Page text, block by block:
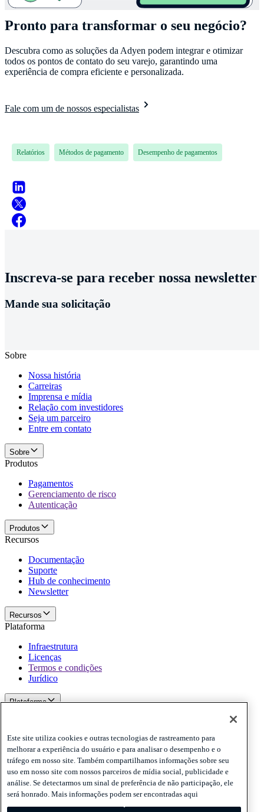
Pronto para transformar o seu negócio?
Descubra como as soluções da Adyen podem integrar e otimizar
todos os pontos de contato do seu varejo, garantindo uma
experiência de compra eficiente e personalizada.
Fale com um de nossos especialistas
Relatórios Métodos de pagamento Desempenho de pagamentos
Inscreva-se para receber nossa newsletter
Mande sua solicitação
Sobre
Nossa história
Carreiras
Imprensa e mídia
Relação com investidores
Seja um parceiro
Entre em contato
Sobre
Produtos
Pagamentos
Gerenciamento de risco
Autenticação
Produtos
Recursos
Documentação
Suporte
Hub de conhecimento
Newsletter
Recursos
Plataforma
Infraestrutura
Licenças
Termos e condições
Jurídico
Plataforma
Privacy
Cookies
Disclaimer
Politicas e termo de responsabilidade
Assine nossa newsletter Assine nossa newsletterAssine nossa
newsletter
Este site utiliza cookies e outras tecnologias de rastreamento para
melhorar a experiência do usuário e para analisar o desempenho e o
tráfego em nosso site. Também compartilhamos informações sobre seu
uso em nosso site com nossos parceiros de mídia social, publicidade e
análise. Se detectarmos um sinal de preferência de não participação, ele
será honrado. Mais informações podem ser encontradas aqui